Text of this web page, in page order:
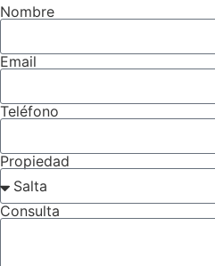
Nombre
Email
Teléfono
Propiedad
Consulta